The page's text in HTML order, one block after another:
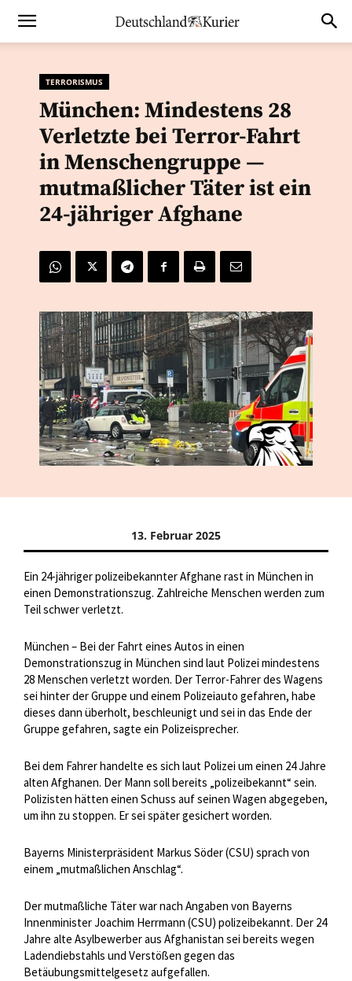
TERRORISMUS
München: Mindestens 28
Verletzte bei Terror-Fahrt
in Menschengruppe —
mutmaßlicher Täter ist ein
24-jähriger Afghane
13. Februar 2025
Ein 24-jähriger polizeibekannter Afghane rast in München in
einen Demonstrationszug. Zahlreiche Menschen werden zum
Teil schwer verletzt.
München – Bei der Fahrt eines Autos in einen
Demonstrationszug in München sind laut Polizei mindestens
28 Menschen verletzt worden. Der Terror-Fahrer des Wagens
sei hinter der Gruppe und einem Polizeiauto gefahren, habe
dieses dann überholt, beschleunigt und sei in das Ende der
Gruppe gefahren, sagte ein Polizeisprecher.
Bei dem Fahrer handelte es sich laut Polizei um einen 24 Jahre
alten Afghanen. Der Mann soll bereits „polizeibekannt“ sein.
Polizisten hätten einen Schuss auf seinen Wagen abgegeben,
um ihn zu stoppen. Er sei später gesichert worden.
Bayerns Ministerpräsident Markus Söder (CSU) sprach von
einem „mutmaßlichen Anschlag“.
Der mutmaßliche Täter war nach Angaben von Bayerns
Innenminister Joachim Herrmann (CSU) polizeibekannt. Der 24
Jahre alte Asylbewerber aus Afghanistan sei bereits wegen
Ladendiebstahls und Verstößen gegen das
Betäubungsmittelgesetz aufgefallen.